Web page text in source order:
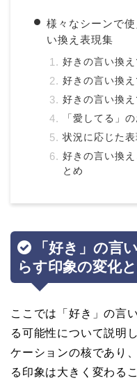
様々なシーンで
い換え表現集
好きの言い換
好きの言い換
好きの言い換
「愛してる」
状況に応じた
好きの言い換
とめ
「好き」の言
らす印象の変化
ここでは「好き」の言
る可能性について説明
ケーションの核であり
る印象は大きく変わる